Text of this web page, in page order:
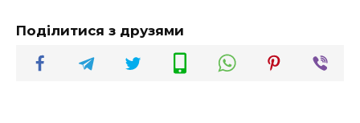
Поділитися з друзями